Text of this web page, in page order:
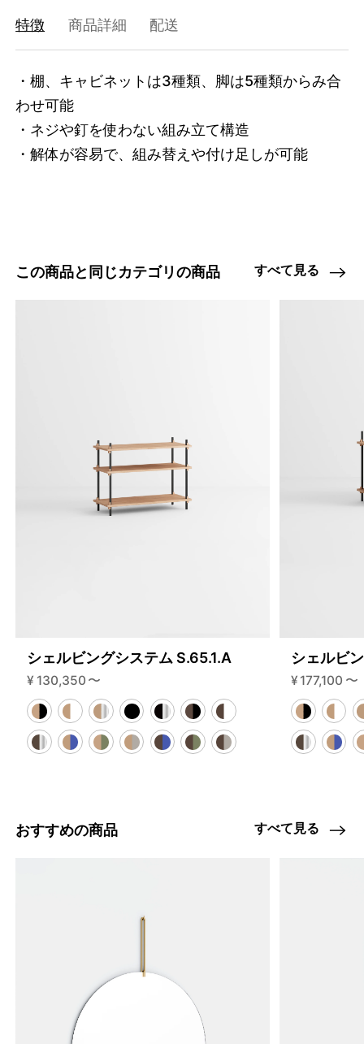
47408673915112オーク/ステンレススチール NEW
特徴 商品詳細 配送
・棚、キャビネットは3種類、脚は5種類からみ合
わせ可能
・ネジや釘を使わない組み立て構造
・解体が容易で、組み替えや付け足しが可能
この商品と同じカテゴリの商品 すべて見る
シェルビングシステム S.65.1.A
¥ 130,350 〜
シェルビ
¥ 177,100 〜
おすすめの商品 すべて見る